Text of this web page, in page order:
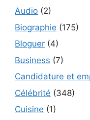
Audio (2)
Biographie (175)
Bloguer (4)
Business (7)
Candidature et
Célébrité (348)
Cuisine (1)